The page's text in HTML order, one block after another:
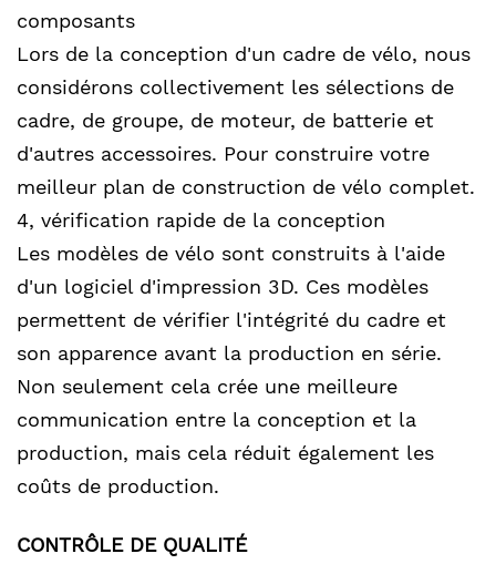
composants
Lors de la conception d'un cadre de vélo, nous
considérons collectivement les sélections de
cadre, de groupe, de moteur, de batterie et
d'autres accessoires. Pour construire votre
meilleur plan de construction de vélo complet.
4, vérification rapide de la conception
Les modèles de vélo sont construits à l'aide
d'un logiciel d'impression 3D. Ces modèles
permettent de vérifier l'intégrité du cadre et
son apparence avant la production en série.
Non seulement cela crée une meilleure
communication entre la conception et la
production, mais cela réduit également les
coûts de production.
CONTRÔLE DE QUALITÉ